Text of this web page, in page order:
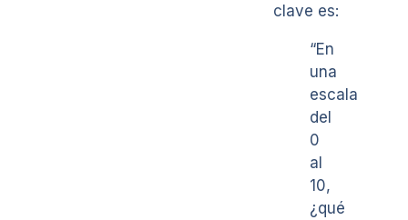
clave es:
“En
una
escala
del
0
al
10,
¿qué